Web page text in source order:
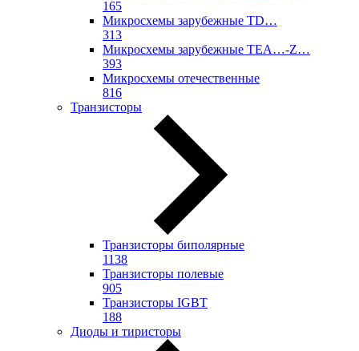
165
Микросхемы зарубежные TD…
313
Микросхемы зарубежные TEA…-Z…
393
Микросхемы отечественные
816
Транзисторы
Транзисторы биполярные
1138
Транзисторы полевые
905
Транзисторы IGBT
188
Диоды и тиристоры